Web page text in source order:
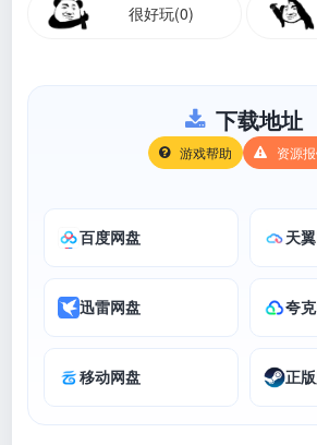
很好玩(0)
下载地址
游戏帮助 资源
百度网盘 天
迅雷网盘 夸
移动网盘 正